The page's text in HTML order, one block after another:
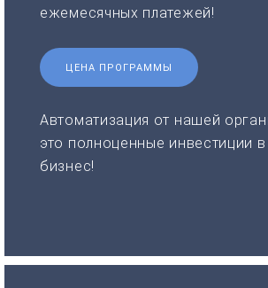
ежемесячных платежей!
ЦЕНА ПРОГРАММЫ
Автоматизация от нашей
это полноценные инвестиции
бизнес!